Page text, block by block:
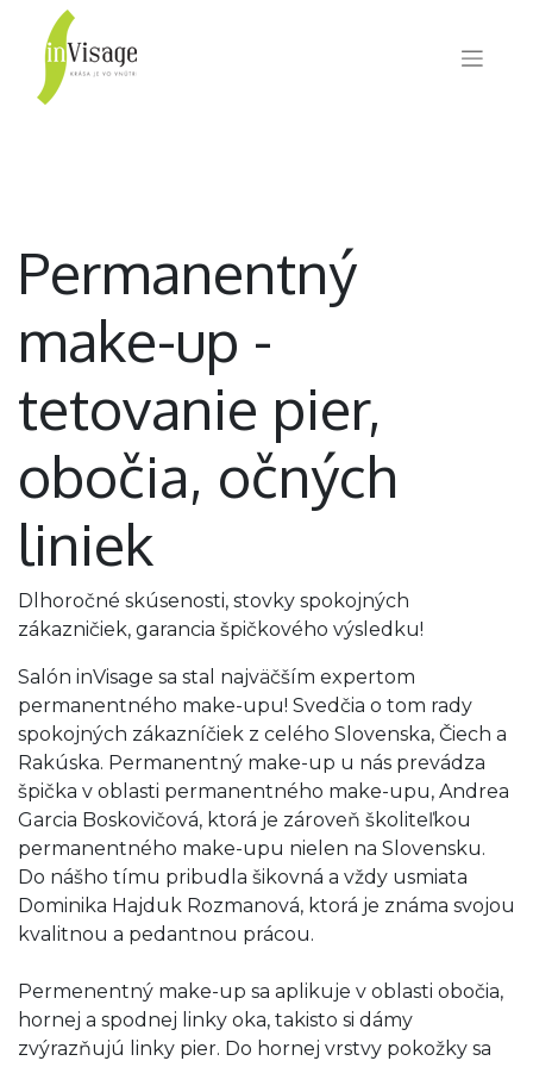
Permanentný
make-up -
tetovanie pier,
obočia, očných
liniek
Dlhoročné skúsenosti, stovky spokojných
zákazničiek, garancia špičkového výsledku!
Salón inVisage sa stal najväčším expertom
permanentného make-upu! Svedčia o tom rady
spokojných zákazníčiek z celého Slovenska, Čiech a
Rakúska. Permanentný make-up u nás prevádza
špička v oblasti permanentného make-upu, Andrea
Garcia Boskovičová, ktorá je zároveň školiteľkou
permanentného make-upu nielen na Slovensku.
Do nášho tímu pribudla šikovná a vždy usmiata
Dominika Hajduk Rozmanová, ktorá je známa svojou
kvalitnou a pedantnou prácou.
Permenentný make-up sa aplikuje v oblasti obočia,
hornej a spodnej linky oka, takisto si dámy
zvýrazňujú linky pier. Do hornej vrstvy pokožky sa